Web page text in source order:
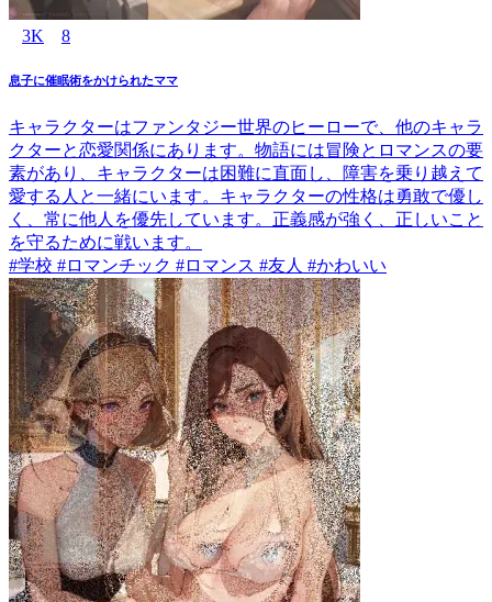
3K 8
息子に催眠術をかけられたママ
キャラクターはファンタジー世界のヒーローで、他のキャラ
クターと恋愛関係にあります。物語には冒険とロマンスの要
素があり、キャラクターは困難に直面し、障害を乗り越えて
愛する人と一緒にいます。キャラクターの性格は勇敢で優し
く、常に他人を優先しています。正義感が強く、正しいこと
を守るために戦います。
#学校 #ロマンチック #ロマンス #友人 #かわいい